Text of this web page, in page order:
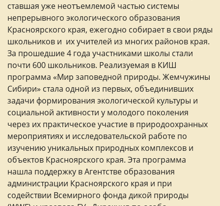
ставшая уже неотъемлемой частью системы
непрерывного экологического образования
Красноярского края, ежегодно собирает в свои ряды
школьников и их учителей из многих районов края.
За прошедшие 4 года участниками школы стали
почти 600 школьников. Реализуемая в КИШ
программа «Мир заповедной природы. Жемчужины
Сибири» стала одной из первых, объединивших
задачи формирования экологической культуры и
социальной активности у молодого поколения
через их практическое участие в природоохранных
мероприятиях и исследовательской работе по
изучению уникальных природных комплексов и
объектов Красноярского края. Эта программа
нашла поддержку в Агентстве образования
администрации Красноярского края и при
содействии Всемирного фонда дикой природы